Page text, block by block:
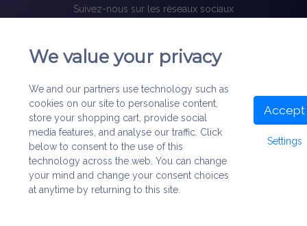
Suivez-nous sur les réseaux sociaux
À Propos Nous contacter Mentions légales
Politique de
© 1999-2022 Association Bibliorare. Tous droits réservés.
We value your privacy
We and our partners use technology such as
cookies on our site to personalise content,
store your shopping cart, provide social
media features, and analyse our traffic. Click
below to consent to the use of this
technology across the web. You can change
your mind and change your consent choices
at anytime by returning to this site.
Accept
Settings